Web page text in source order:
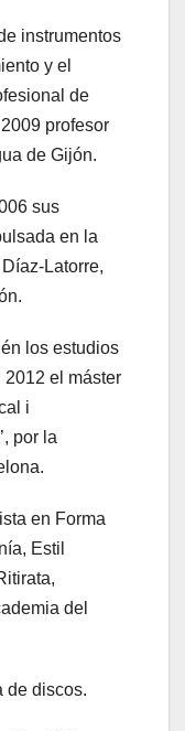
instrumentos
y el
de
profesor
de Gijón.
sus
en la
Latorre,
los estudios
el máster
i
por la
en Forma
Estil
del
de discos.